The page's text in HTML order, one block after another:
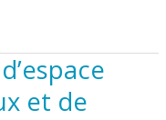
et de